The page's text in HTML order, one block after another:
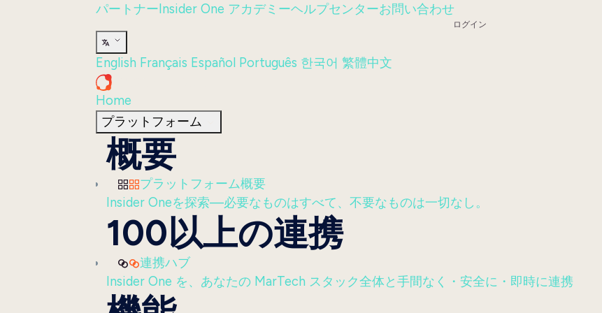
パートナー Insider One アカデミーヘルプセンターお問い合わせ
ログイン
English Français Español Português 한국어 繁體中文
Home
プラットフォーム
概要
プラットフォーム概要
Insider Oneを探索—必要なものはすべて、不要なものは一切なし。
100以上の連携
連携ハブ
Insider One を、あなたの MarTech スタック全体と手間なく・安全に・即時に連携